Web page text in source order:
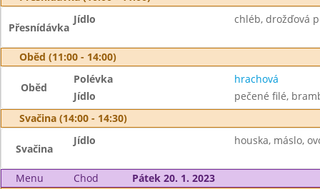
Přesnídávka
Jídlo chléb, drožďová
Oběd (11:00 - 14:00)
Oběd
Polévka
hrachová
Jídlo
pečené filé,
Svačina (14:00 - 14:30)
Svačina
Jídlo houska, máslo,
Menu Chod
Pátek 20. 1. 2023